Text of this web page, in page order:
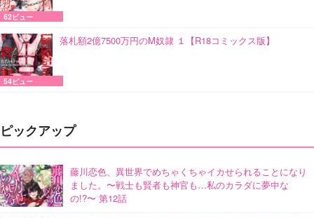
62ビュー
落札額2億7500万円のM奴隷 １【R18コミックス版】
54ビュー
ピックアップ
藤川恋色、異世界でめちゃくちゃイカせられることになり
ました。〜戦士も賢者も神官も…私のカラダに夢中な
の!?〜 第12話